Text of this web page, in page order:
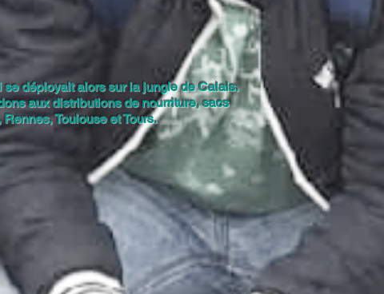
déployait alors sur la jungle de Calais.
aux distributions de nourriture, sacs
Toulouse et Tours.